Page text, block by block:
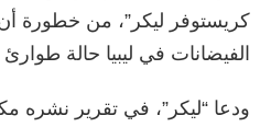
كريستوفر ليكر”، من خطورة
الفيضانات في ليبيا حالة طوارئ
ودعا “ليكر”، في تقرير نشره